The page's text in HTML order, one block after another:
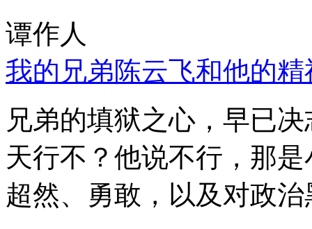
谭作人
我的兄弟陈云飞和他的
兄弟的填狱之心，早已
天行不？他说不行，那
超然、勇敢，以及对政